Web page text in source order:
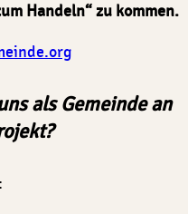
Handeln“ zu kommen.
als Gemeinde an